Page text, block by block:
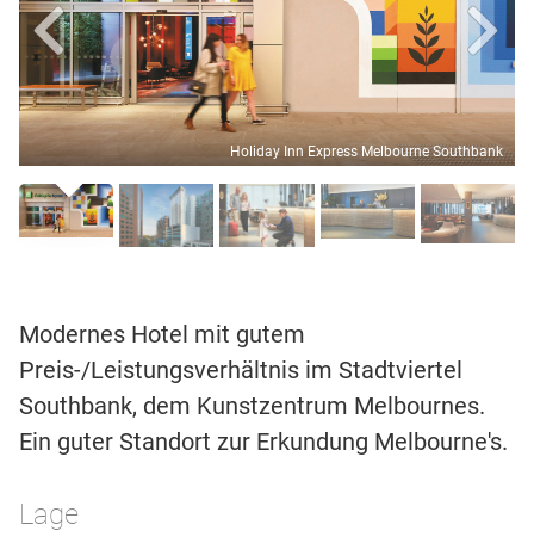
Holiday Inn Express Melbourne Southbank
Modernes Hotel mit gutem
Preis-/Leistungsverhältnis im Stadtviertel
Southbank, dem Kunstzentrum Melbournes.
Ein guter Standort zur Erkundung Melbourne's.
Lage